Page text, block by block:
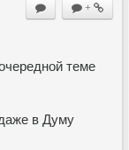
+
теме
в Думу